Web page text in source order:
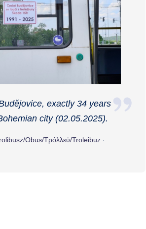
exactly 34 years
city (02.05.2025).
Obus/Τρόλλεϋ/Troleibuz ·